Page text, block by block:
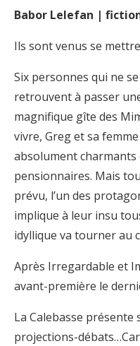
Babor Lelefan |
Ils sont venus se
Six personnes qui ne
retrouvent à passer
magnifique gîte des
vivre, Greg et sa
absolument
pensionnaires. Mais
prévu, l’un des
implique à leur insu
idyllique va tourner au
Après Irregardable et
avant-première le
La Calebasse présente
projections-